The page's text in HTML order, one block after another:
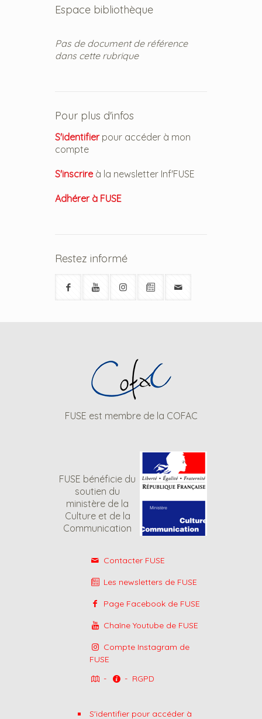
Espace bibliothèque
Pas de document de référence
dans cette rubrique
Pour plus d'infos
S'identifierpour accéder à mon
compte
S'inscrireà la newsletter Inf'FUSE
Adhérer à FUSE
Restez informé
FUSE est membre de la COFAC
FUSE bénéficie du
soutien du
ministère de la
Culture et de la
Communication
Contacter FUSE
Les newsletters de FUSE
Page Facebook de FUSE
Chaîne Youtube de FUSE
Compte Instagram de
FUSE
-
- RGPD
S'identifier pour accéder à